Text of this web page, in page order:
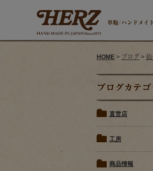
革鞄/ハンドメイ
HOME > ブログ > 仙
ブログカテゴ
直営店
工房
商品情報